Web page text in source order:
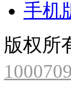
手机
版权所